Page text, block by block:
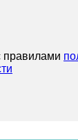
правилами